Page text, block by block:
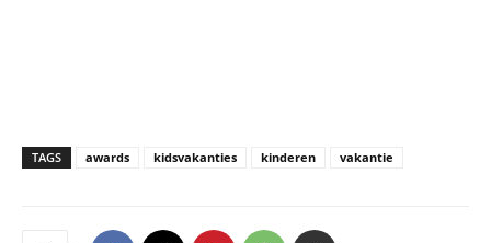
TAGS awards kidsvakanties kinderen vakantie